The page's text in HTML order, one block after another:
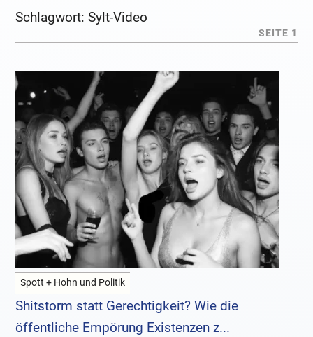
Schlagwort:Sylt-Video
SEITE 1
Spott + Hohn und Politik
Shitstorm statt Gerechtigkeit? Wie die
öffentliche Empörung Existenzen z...